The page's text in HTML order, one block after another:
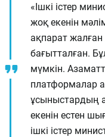
«Ішкі істер
жоқ екенін
ақпарат
бағытталған.
мүмкін.
платформалар
ұсыныстардың
екенін естен
ішкі істер